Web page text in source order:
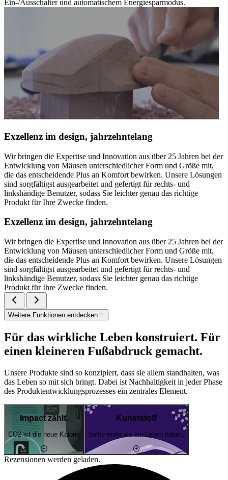
Ein-/Ausschalter und automatischem Energiesparmodus.
Exzellenz im design, jahrzehntelang
Wir bringen die Expertise und Innovation aus über 25 Jahren bei der
Entwicklung von Mäusen unterschiedlicher Form und Größe mit,
die das entscheidende Plus an Komfort bewirken. Unsere Lösungen
sind sorgfältigst ausgearbeitet und gefertigt für rechts- und
linkshändige Benutzer, sodass Sie leichter genau das richtige
Produkt für Ihre Zwecke finden.
Exzellenz im design, jahrzehntelang
Wir bringen die Expertise und Innovation aus über 25 Jahren bei der
Entwicklung von Mäusen unterschiedlicher Form und Größe mit,
die das entscheidende Plus an Komfort bewirken. Unsere Lösungen
sind sorgfältigst ausgearbeitet und gefertigt für rechts- und
linkshändige Benutzer, sodass Sie leichter genau das richtige
Produkt für Ihre Zwecke finden.
Weitere Funktionen entdecken
Für das wirkliche Leben konstruiert. Für
einen kleineren Fußabdruck gemacht.
Unsere Produkte sind so konzipiert, dass sie allem standhalten, was
das Leben so mit sich bringt. Dabei ist Nachhaltigkeit in jeder Phase
des Produktentwicklungsprozesses ein zentrales Element.
Impact zählt.
CO2 ist die neue Kalorie
Kunststoff
Sollte mehr als ein Leben haben.
Rezensionen werden geladen.